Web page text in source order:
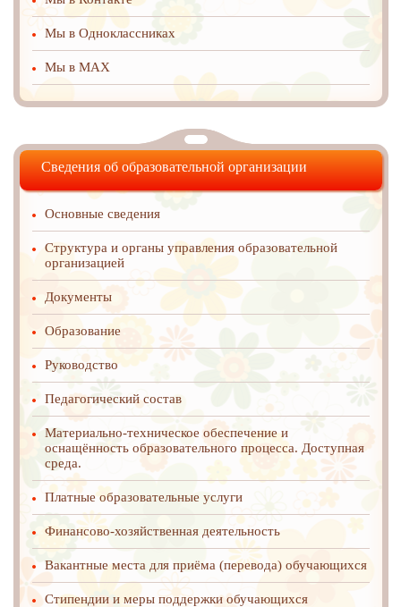
Мы в Одноклассниках
Мы в MAX
Сведения об образовательной организации
Основные сведения
Структура и органы управления образовательной
организацией
Документы
Образование
Руководство
Педагогический состав
Материально-техническое обеспечение и
оснащённость образовательного процесса. Доступная
среда.
Платные образовательные услуги
Финансово-хозяйственная деятельность
Вакантные места для приёма (перевода) обучающихся
Стипендии и меры поддержки обучающихся